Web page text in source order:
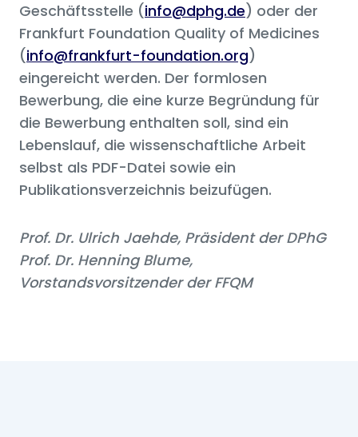
Geschäftsstelle (info@dphg.de) oder der
Frankfurt Foundation Quality of Medicines
(info@frankfurt-foundation.org)
eingereicht werden. Der formlosen
Bewerbung, die eine kurze Begründung für
die Bewerbung enthalten soll, sind ein
Lebenslauf, die wissenschaftliche Arbeit
selbst als PDF-Datei sowie ein
Publikationsverzeichnis beizufügen.
Prof. Dr. Ulrich Jaehde, Präsident der DPhG
Prof. Dr. Henning Blume,
Vorstandsvorsitzender der FFQM